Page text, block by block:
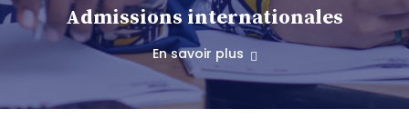
Admissions internationales
En savoir plus